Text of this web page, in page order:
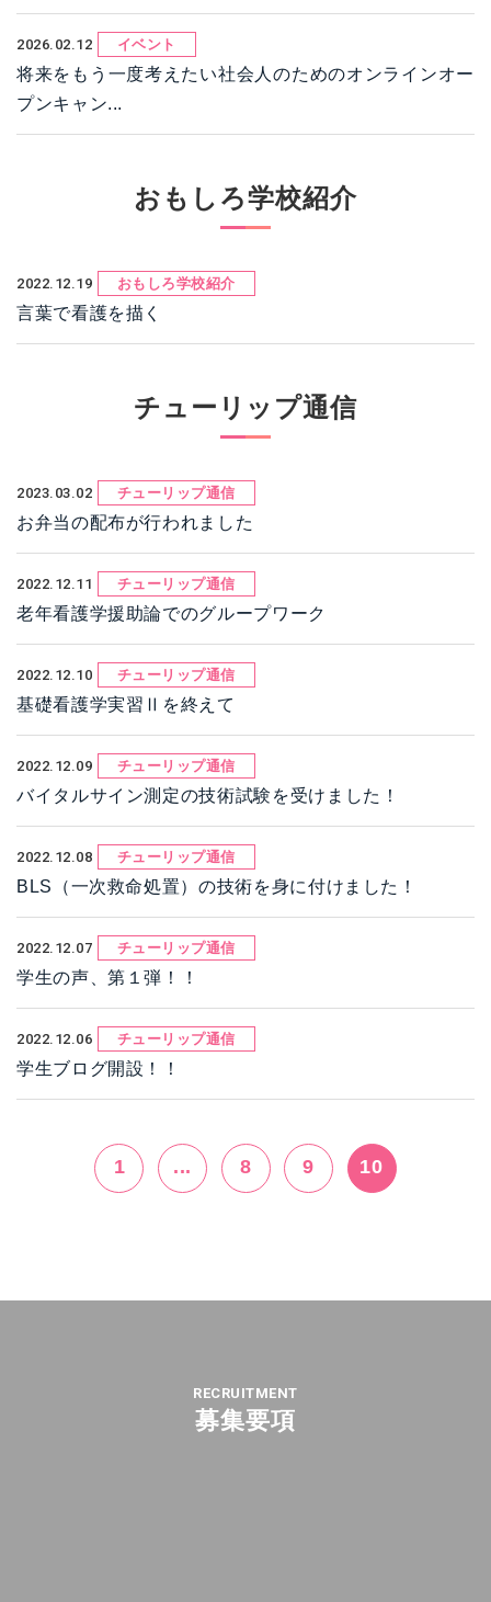
2026.02.12 イベント
将来をもう一度考えたい社会人のためのオンラインオー
プンキャン...
おもしろ学校紹介
2022.12.19 おもしろ学校紹介
言葉で看護を描く
チューリップ通信
2023.03.02 チューリップ通信
お弁当の配布が行われました
2022.12.11 チューリップ通信
老年看護学援助論でのグループワーク
2022.12.10 チューリップ通信
基礎看護学実習Ⅱを終えて
2022.12.09 チューリップ通信
バイタルサイン測定の技術試験を受けました！
2022.12.08 チューリップ通信
BLS（一次救命処置）の技術を身に付けました！
2022.12.07 チューリップ通信
学生の声、第１弾！！
2022.12.06 チューリップ通信
学生ブログ開設！！
1 ... 8 9 10
RECRUITMENT
募集要項